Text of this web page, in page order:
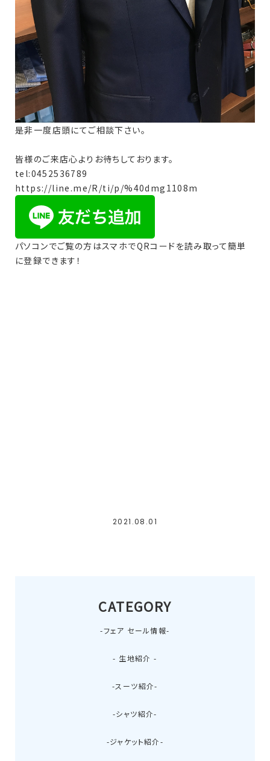
是非一度店頭にてご相談下さい。
皆様のご来店心よりお待ちしております。
tel:0452536789
https://line.me/R/ti/p/%40dmg1108m
パソコンでご覧の方はスマホでQRコードを読み取って簡単
に登録できます！
2021.08.01
CATEGORY
-フェア セール情報-
- 生地紹介 -
-スーツ紹介-
-シャツ紹介-
-ジャケット紹介-